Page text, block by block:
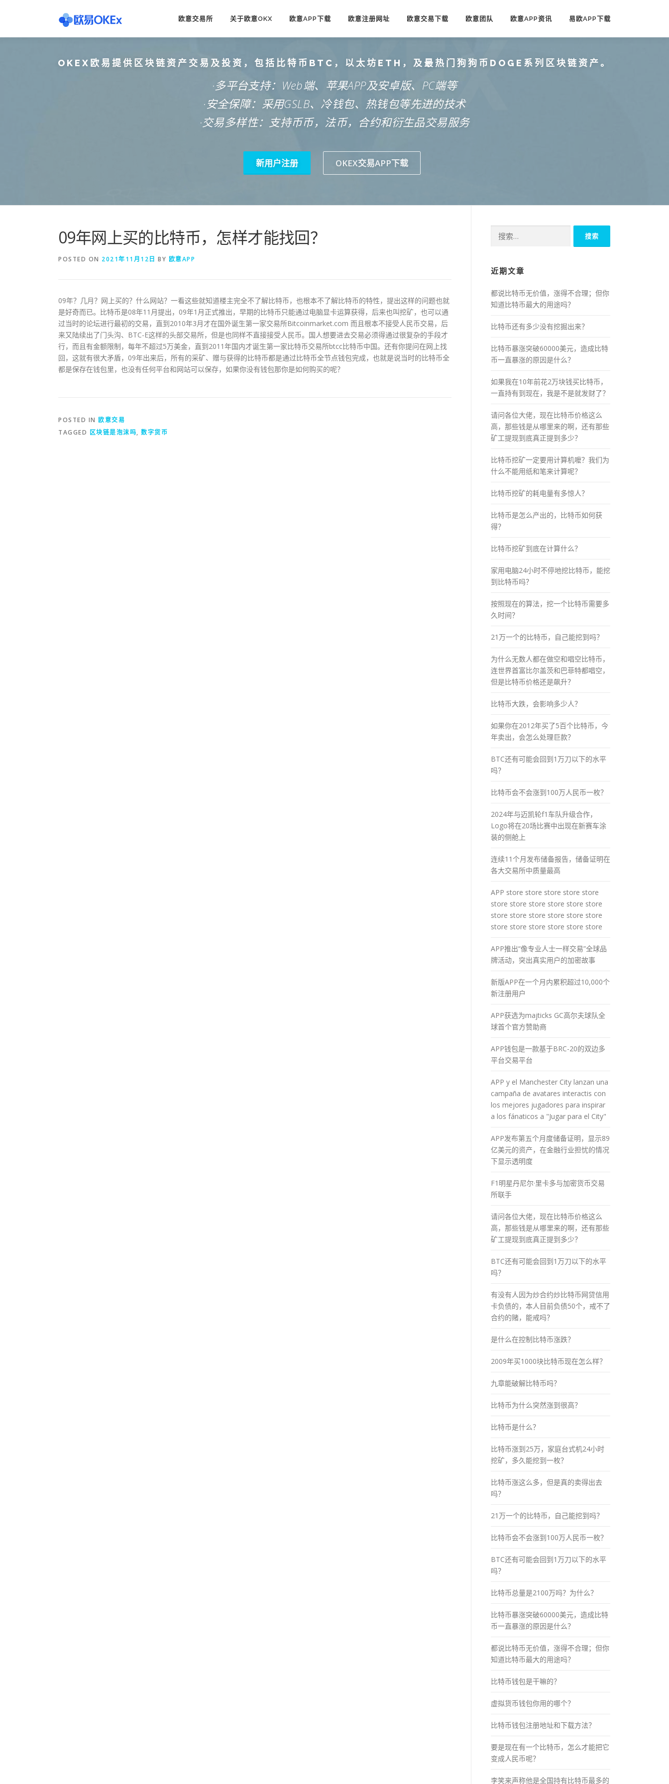
欧意交易所 关于欧意OKX 欧意APP下载 欧意注册网址 欧意交易下载 欧意团队 欧意APP资讯 易欧APP下载
OKEX欧易提供区块链资产交易及投资，包括比特币BTC，以太坊ETH，及最热门狗狗币DOGE系列区块链资产。
·多平台支持：Web端、苹果APP及安卓版、PC端等
·安全保障：采用GSLB、冷钱包、热钱包等先进的技术
·交易多样性：支持币币，法币，合约和衍生品交易服务
新用户注册 OKEX交易APP下载
09年网上买的比特币，怎样才能找回？
POSTED ON 2021年11月12日 BY 欧意APP
09年？几月？网上买的？什么网站？一看这些就知道楼主完全不了解比特币，也根本不了解比特币的特性，提出这样的问题也就
是好奇而已。比特币是08年11月提出，09年1月正式推出，早期的比特币只能通过电脑显卡运算获得，后来也叫挖矿，也可以通
过当时的论坛进行最初的交易，直到2010年3月才在国外诞生第一家交易所Bitcoinmarket.com 而且根本不接受人民币交易，后
来又陆续出了门头沟、BTC-E这样的头部交易所，但是也同样不直接接受人民币。国人想要进去交易必须得通过很复杂的手段才
行，而且有金额限制，每年不超过5万美金，直到2011年国内才诞生第一家比特币交易所btcc比特币中国。还有你提问在网上找
回，这就有很大矛盾，09年出来后，所有的采矿、赠与获得的比特币都是通过比特币全节点钱包完成，也就是说当时的比特币全
都是保存在钱包里，也没有任何平台和网站可以保存，如果你没有钱包那你是如何购买的呢？
POSTED IN 欧意交易
TAGGED 区块链是泡沫吗, 数字货币
索：
近期文章
都说比特币无价值，涨得不合理；但你
知道比特币最大的用途吗？
比特币还有多少没有挖掘出来？
比特币暴涨突破60000美元，造成比特
币一直暴涨的原因是什么？
如果我在10年前花2万块钱买比特币，
一直持有到现在，我是不是就发财了？
请问各位大佬，现在比特币价格这么
高，那些钱是从哪里来的啊，还有那些
矿工提现到底真正提到多少？
比特币挖矿一定要用计算机嚒？我们为
什么不能用纸和笔来计算呢？
比特币挖矿的耗电量有多惊人？
比特币是怎么产出的，比特币如何获
得？
比特币挖矿到底在计算什么？
家用电脑24小时不停地挖比特币，能挖
到比特币吗？
按照现在的算法，挖一个比特币需要多
久时间？
21万一个的比特币，自己能挖到吗？
为什么无数人都在做空和唱空比特币，
连世界首富比尔盖茨和巴菲特都唱空，
但是比特币价格还是飙升？
比特币大跌，会影响多少人？
如果你在2012年买了5百个比特币，今
年卖出，会怎么处理巨款？
BTC还有可能会回到1万刀以下的水平
吗？
比特币会不会涨到100万人民币一枚？
2024年与迈凯轮f1车队升级合作，
Logo将在20场比赛中出现在新赛车涂
装的侧舱上
连续11个月发布储备报告，储备证明在
各大交易所中质量最高
APP store store store store store
store store store store store store
store store store store store store
store store store store store store
APP推出“像专业人士一样交易”全球品
牌活动，突出真实用户的加密故事
新版APP在一个月内累积超过10,000个
新注册用户
APP获选为majticks GC高尔夫球队全
球首个官方赞助商
APP钱包是一款基于BRC-20的双边多
平台交易平台
APP y el Manchester City lanzan una
campaña de avatares interactis con
los mejores jugadores para inspirar
a los fánaticos a "Jugar para el City"
APP发布第五个月度储备证明，显示89
亿美元的资产，在金融行业担忧的情况
下显示透明度
F1明星丹尼尔·里卡多与加密货币交易
所联手
请问各位大佬，现在比特币价格这么
高，那些钱是从哪里来的啊，还有那些
矿工提现到底真正提到多少？
BTC还有可能会回到1万刀以下的水平
吗？
有没有人因为炒合约炒比特币网贷信用
卡负债的，本人目前负债50个，戒不了
合约的赌，能戒吗？
是什么在控制比特币涨跌？
2009年买1000块比特币现在怎么样？
九章能破解比特币吗？
比特币为什么突然涨到很高？
比特币是什么？
比特币涨到25万，家庭台式机24小时
挖矿，多久能挖到一枚？
比特币涨这么多，但是真的卖得出去
吗？
21万一个的比特币，自己能挖到吗？
比特币会不会涨到100万人民币一枚？
BTC还有可能会回到1万刀以下的水平
吗？
比特币总量是2100万吗？为什么？
比特币暴涨突破60000美元，造成比特
币一直暴涨的原因是什么？
都说比特币无价值，涨得不合理；但你
知道比特币最大的用途吗？
比特币钱包是干嘛的？
虚拟货币钱包你用的哪个？
比特币钱包注册地址和下载方法？
要是现在有一个比特币，怎么才能把它
变成人民币呢？
李笑来声称他是全国持有比特币最多的